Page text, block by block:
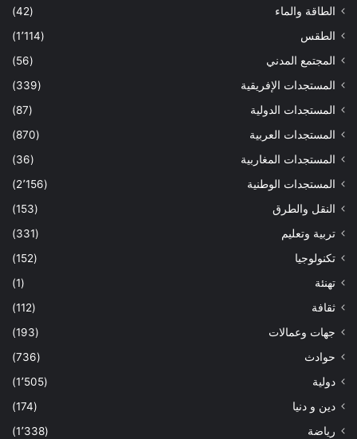
الطاقة والماء
(42)
الطقس
(1٬114)
المجتمع المدني
(56)
المستجدات الإفريقية
(339)
المستجدات الدولية
(87)
المستجدات العربية
(870)
المستجدات المغاربية
(36)
المستجدات الوطنية
(2٬156)
النقل والطرق
(153)
تربية وتعليم
(331)
تكنولوجيا
(152)
تهنئة
(1)
ثقافة
(112)
جهات وعمالات
(193)
حوادث
(736)
دولية
(1٬505)
دين و دنيا
(174)
رياضة
(1٬338)